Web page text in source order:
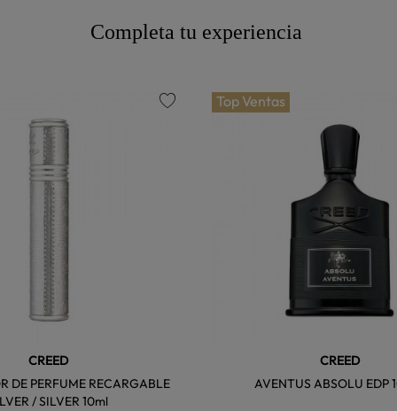
Completa tu experiencia
CREED
DE PERFUME RECARGABLE
/ SILVER 10ml
Top Ventas
CREED
AVENTUS ABSOLU EDP